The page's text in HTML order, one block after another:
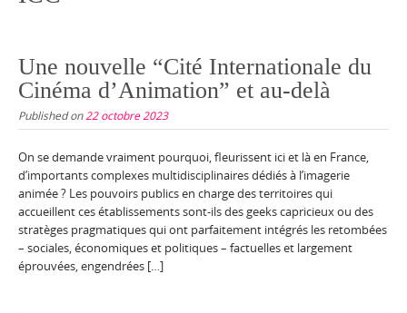
Une nouvelle “Cité Internationale du
Cinéma d’Animation” et au-delà
Published on22 octobre 2023
On se demande vraiment pourquoi, fleurissent ici et là en France,
d’importants complexes multidisciplinaires dédiés à l’imagerie
animée ? Les pouvoirs publics en charge des territoires qui
accueillent ces établissements sont-ils des geeks capricieux ou des
stratèges pragmatiques qui ont parfaitement intégrés les retombées
– sociales, économiques et politiques – factuelles et largement
éprouvées, engendrées […]